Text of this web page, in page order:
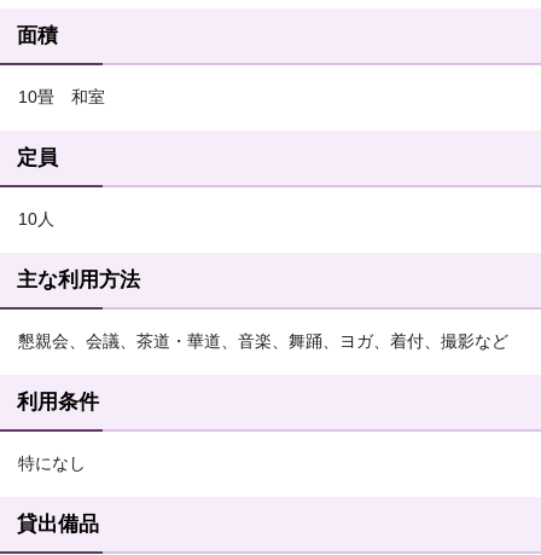
面積
10畳 和室
定員
10人
主な利用方法
懇親会、会議、茶道・華道、音楽、舞踊、ヨガ、着付、撮影など
利用条件
特になし
貸出備品